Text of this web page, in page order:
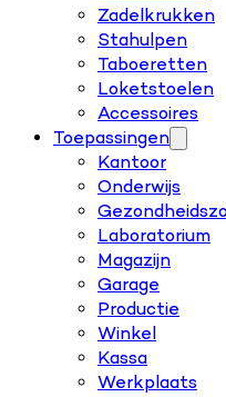
Zadelkrukken
Stahulpen
Taboeretten
Loketstoelen
Accessoires
Toepassingen
Kantoor
Onderwijs
Laboratorium
Magazijn
Garage
Productie
Winkel
Kassa
Werkplaats